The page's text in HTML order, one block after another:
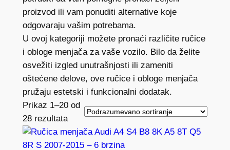
proizvod ili vam ponuditi alternative koje
odgovaraju vašim potrebama.
U ovoj kategoriji možete pronaći različite ručice
i obloge menjača za vaše vozilo. Bilo da želite
osvežiti izgled unutrašnjosti ili zameniti
oštećene delove, ove ručice i obloge menjača
pružaju estetski i funkcionalni dodatak.
Prikaz 1–20 od
28 rezultata